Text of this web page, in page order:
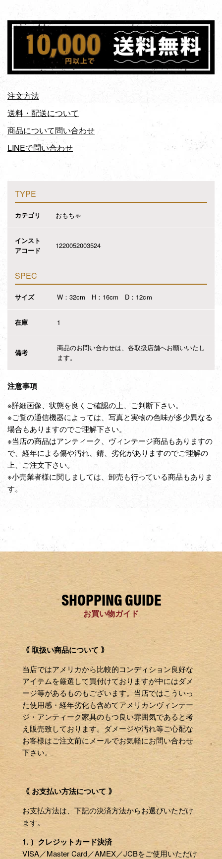
注文方法
送料・配送について
商品について問い合わせ
LINEで問い合わせ
TYPE
カテゴリ おもちゃ
インスト
アコード
1220052003524
SPEC
サイズ W：32cm H：16cm D：12cｍ
在庫 1
備考
商品のお問い合わせは、各取扱店舗へお願いいたし
ます。
注意事項
※詳細画像、状態を良くご確認の上、ご判断下さい。
※ご覧の通信機器によっては、写真と実物の色味が多少異なる
場合もありますのでご理解下さい。
※当店の商品はアンティーク、ヴィンテージ商品もありますの
で、経年による傷や汚れ、錆、劣化がありますのでご理解の
上、ご注文下さい。
※小売業者様に関しましては、卸売も行っている商品もありま
す。
SHOPPING GUIDE
お買い物ガイド
｟ 取扱い商品について ｠
当店ではアメリカから比較的コンディション良好な
アイテムを厳選して買付けておりますが中にはダメ
ージ等があるものもございます。当店ではこういっ
た使用感・経年劣化も含めてアメリカンヴィンテー
ジ・アンティーク家具のもつ良い雰囲気であると考
え販売致しております。ダメージや汚れ等ご心配な
お客様はご注文前にメールでお気軽にお問い合わせ
下さい。
｟ お支払い方法について ｠
お支払方法は、下記の決済方法からお選びいただけ
ます。
1. ）クレジットカード決済
VISA／Master Card／AMEX／JCBをご使用いただけ